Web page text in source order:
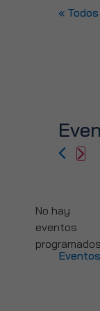
«
Aviso
No hay
eventos
Eventos